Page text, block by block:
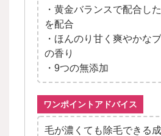
・黄金バランスで配合し
を配合
・ほんのり甘く爽やかな
の香り
・9つの無添加
ワンポイントアドバイス
毛が濃くても除毛できる